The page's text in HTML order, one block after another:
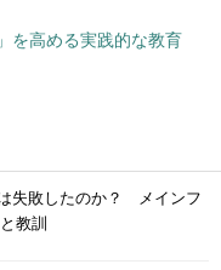
を高める実践的な教育
失敗したのか？ メインフ
教訓